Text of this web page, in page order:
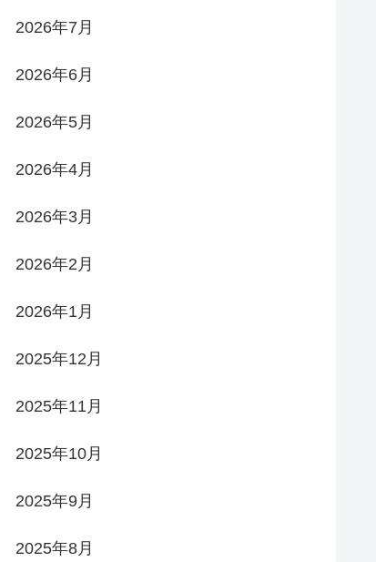
2026年7月
2026年6月
2026年5月
2026年4月
2026年3月
2026年2月
2026年1月
2025年12月
2025年11月
2025年10月
2025年9月
2025年8月